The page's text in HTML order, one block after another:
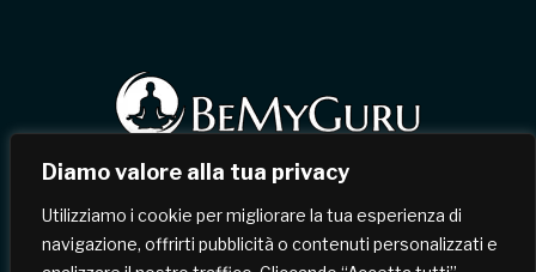
Diamo valore alla tua privacy
Utilizziamo i cookie per migliorare la tua esperienza di
navigazione, offrirti pubblicità o contenuti personalizzati e
Facebook
X
(Twitter)
InstagramPinterest